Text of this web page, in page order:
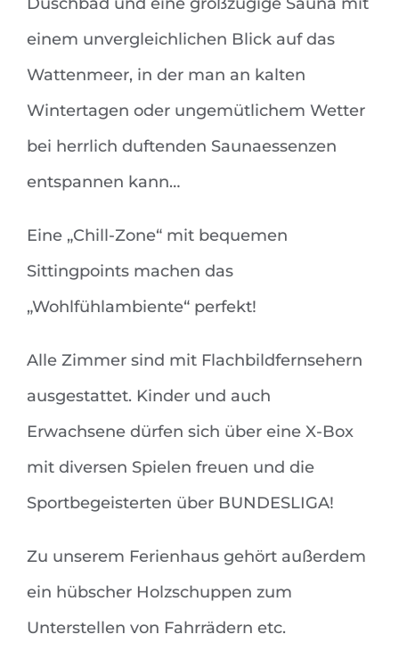
einem unvergleichlichen Blick auf das
Wattenmeer, in der man an kalten
Wintertagen oder ungemütlichem Wetter
bei herrlich duftenden Saunaessenzen
entspannen kann…
Eine „Chill-Zone“ mit bequemen
Sittingpoints machen das
„Wohlfühlambiente“ perfekt!
Alle Zimmer sind mit Flachbildfernsehern
ausgestattet. Kinder und auch
Erwachsene dürfen sich über eine X-Box
mit diversen Spielen freuen und die
Sportbegeisterten über BUNDESLIGA!
Zu unserem Ferienhaus gehört außerdem
ein hübscher Holzschuppen zum
Unterstellen von Fahrrädern etc.